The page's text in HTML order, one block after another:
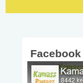
Facebook